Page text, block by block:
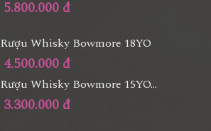
5.800.000 đ
Rượu Whisky Bowmore 18YO
4.500.000 đ
Rượu Whisky Bowmore 15YO...
3.300.000 đ